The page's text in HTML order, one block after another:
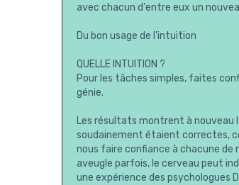
avec chacun d'entre eux un
Du bon usage de l'intuition
QUELLE INTUITION ?
Pour les tâches simples, faites
génie.
Les résultats montrent à nouveau
soudainement étaient correctes,
nous faire confiance à chacune de
aveugle parfois, le cerveau peut
une expérience des psychologues